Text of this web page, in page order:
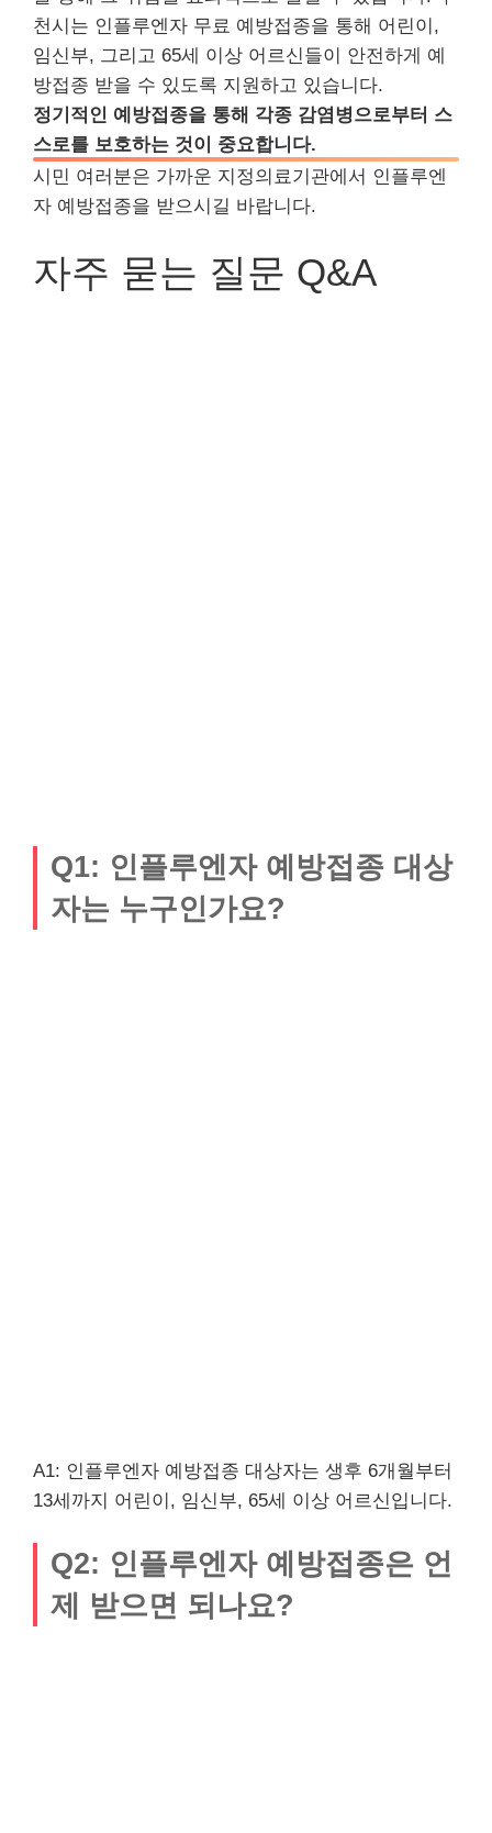
천시는 인플루엔자 무료 예방접종을 통해 어린이,
임신부, 그리고 65세 이상 어르신들이 안전하게 예
방접종 받을 수 있도록 지원하고 있습니다.
정기적인 예방접종을 통해 각종 감염병으로부터 스
스로를 보호하는 것이 중요합니다.
시민 여러분은 가까운 지정의료기관에서 인플루엔
자 예방접종을 받으시길 바랍니다.
자주 묻는 질문 Q&A
Q1: 인플루엔자 예방접종 대상
자는 누구인가요?
A1: 인플루엔자 예방접종 대상자는 생후 6개월부터
13세까지 어린이, 임신부, 65세 이상 어르신입니다.
Q2: 인플루엔자 예방접종은 언
제 받으면 되나요?